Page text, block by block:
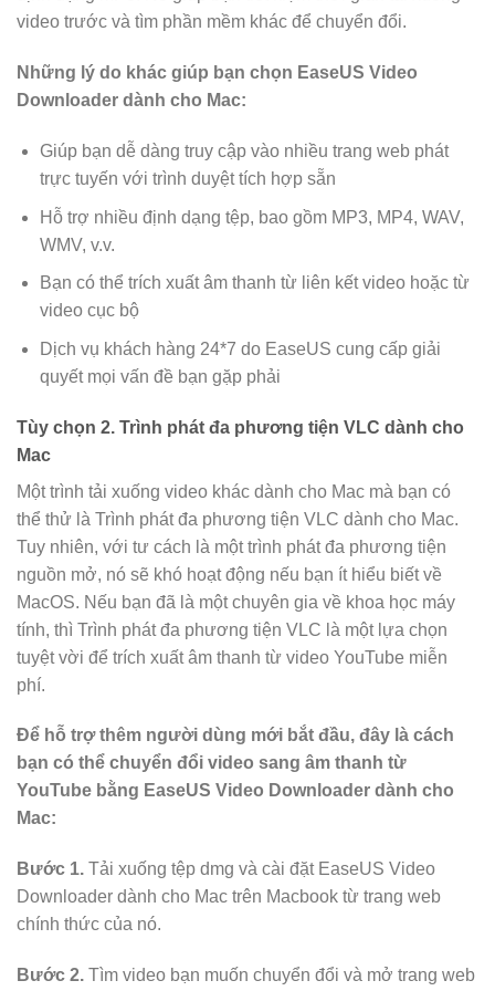
video trước và tìm phần mềm khác để chuyển đổi.
Những lý do khác giúp bạn chọn EaseUS Video
Downloader dành cho Mac:
Giúp bạn dễ dàng truy cập vào nhiều trang web phát
trực tuyến với trình duyệt tích hợp sẵn
Hỗ trợ nhiều định dạng tệp, bao gồm MP3, MP4, WAV,
WMV, v.v.
Bạn có thể trích xuất âm thanh từ liên kết video hoặc từ
video cục bộ
Dịch vụ khách hàng 24*7 do EaseUS cung cấp giải
quyết mọi vấn đề bạn gặp phải
Tùy chọn 2. Trình phát đa phương tiện VLC dành cho
Mac
Một trình tải xuống video khác dành cho Mac mà bạn có
thể thử là Trình phát đa phương tiện VLC dành cho Mac.
Tuy nhiên, với tư cách là một trình phát đa phương tiện
nguồn mở, nó sẽ khó hoạt động nếu bạn ít hiểu biết về
MacOS. Nếu bạn đã là một chuyên gia về khoa học máy
tính, thì Trình phát đa phương tiện VLC là một lựa chọn
tuyệt vời để trích xuất âm thanh từ video YouTube miễn
phí.
Để hỗ trợ thêm người dùng mới bắt đầu, đây là cách
bạn có thể chuyển đổi video sang âm thanh từ
YouTube bằng EaseUS Video Downloader dành cho
Mac:
Bước 1. Tải xuống tệp dmg và cài đặt EaseUS Video
Downloader dành cho Mac trên Macbook từ trang web
chính thức của nó.
Bước 2. Tìm video bạn muốn chuyển đổi và mở trang web